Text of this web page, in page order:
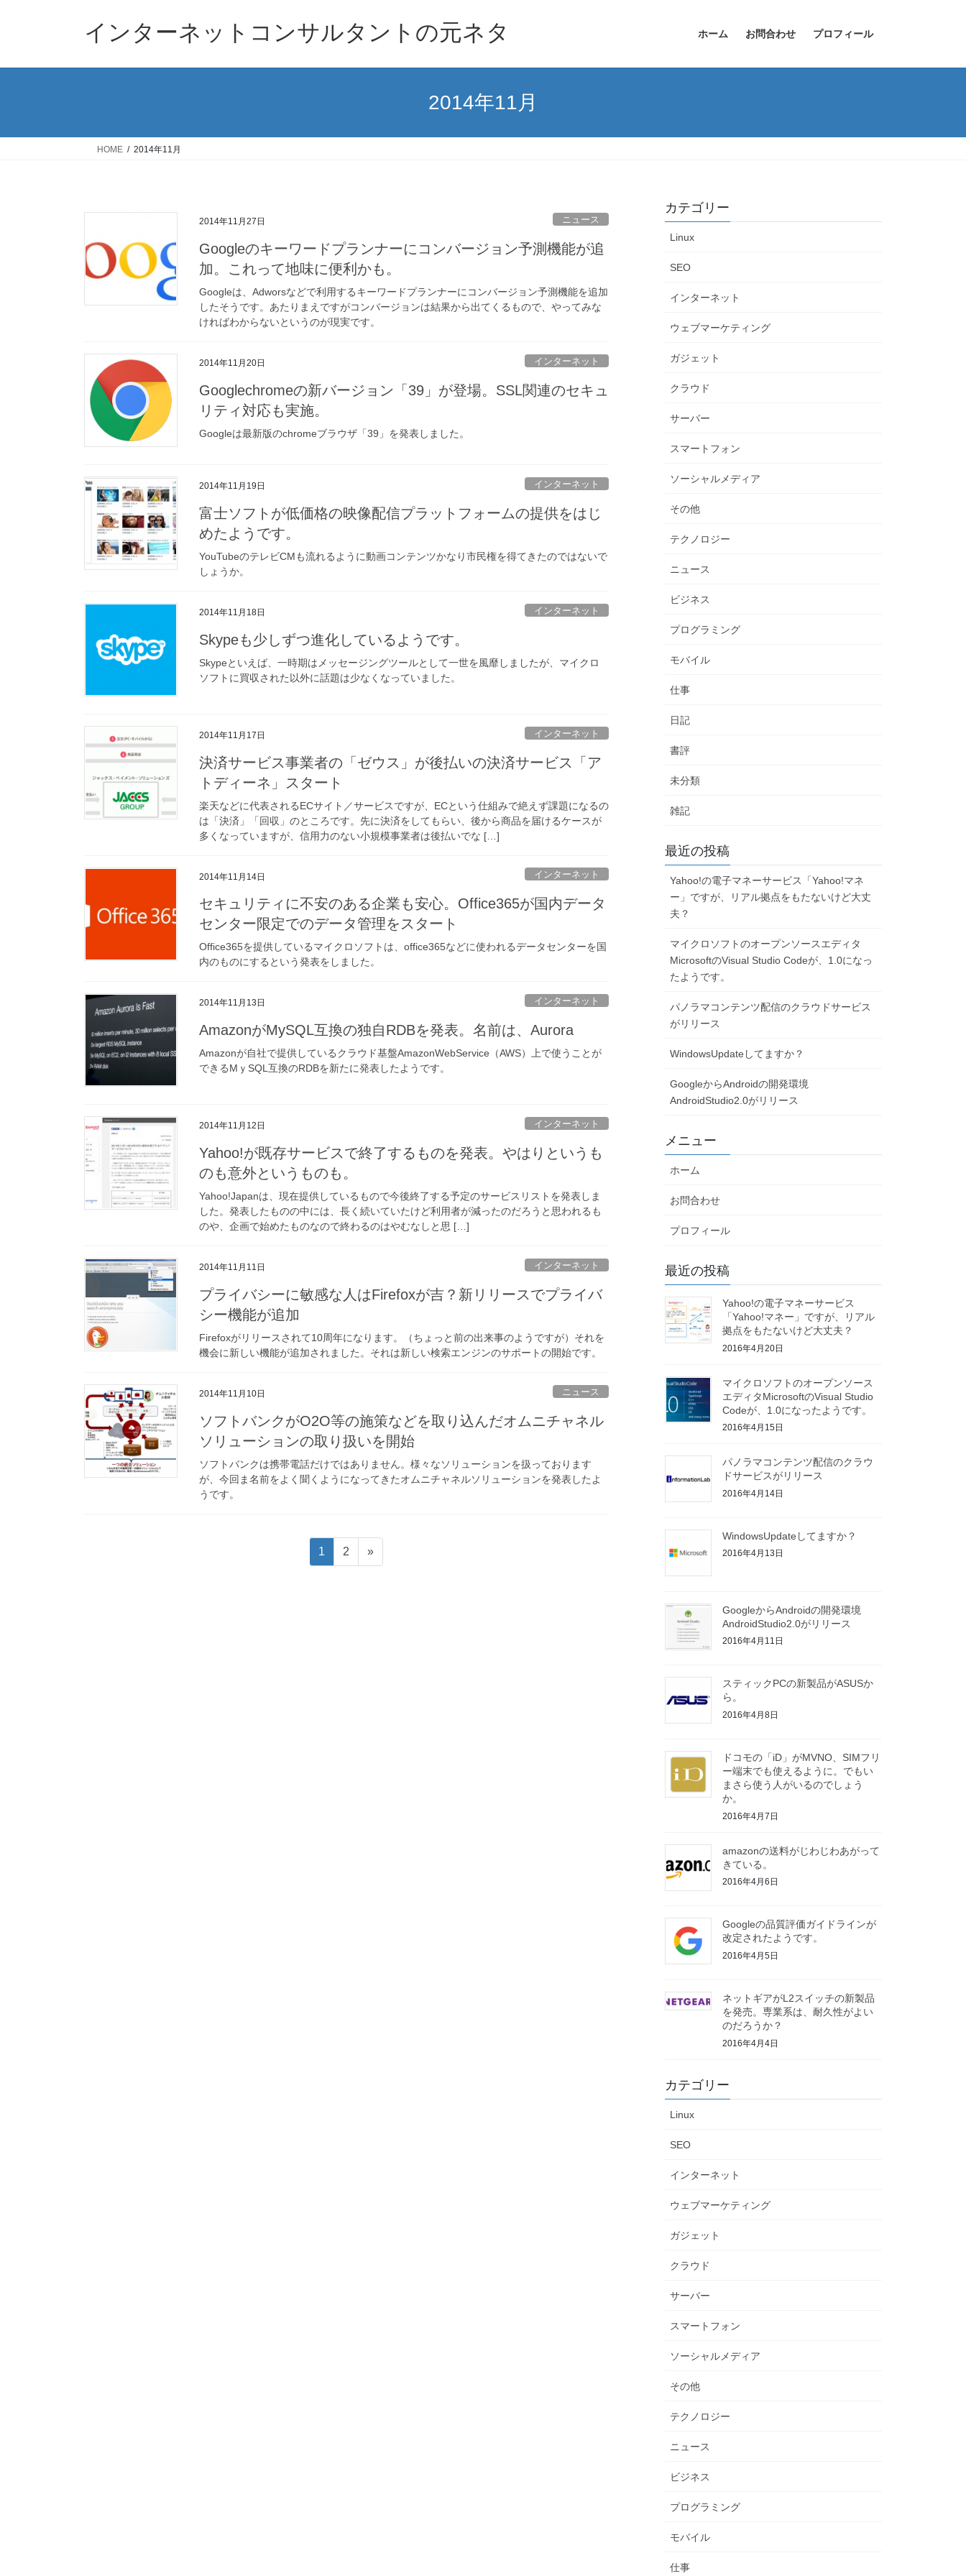
インターネットコンサルタントの元ネタ ホーム お問合わせ プロフィール
2014年11月
HOME 2014年11月
2014年11月27日 ニュース
Googleのキーワードプランナーにコンバージョン予測機能が追
加。これって地味に便利かも。
Googleは、Adworsなどで利用するキーワードプランナーにコンバージョン予測機能を追加
したそうです。あたりまえですがコンバージョンは結果から出てくるもので、やってみな
ければわからないというのが現実です。
2014年11月20日 インターネット
Googlechromeの新バージョン「39」が登場。SSL関連のセキュ
リティ対応も実施。
Googleは最新版のchromeブラウザ「39」を発表しました。
2014年11月19日 インターネット
富士ソフトが低価格の映像配信プラットフォームの提供をはじ
めたようです。
YouTubeのテレビCMも流れるように動画コンテンツかなり市民権を得てきたのではないで
しょうか。
2014年11月18日 インターネット
Skypeも少しずつ進化しているようです。
Skypeといえば、一時期はメッセージングツールとして一世を風靡しましたが、マイクロ
ソフトに買収された以外に話題は少なくなっていました。
2014年11月17日 インターネット
決済サービス事業者の「ゼウス」が後払いの決済サービス「ア
トディーネ」スタート
楽天などに代表されるECサイト／サービスですが、ECという仕組みで絶えず課題になるの
は「決済」「回収」のところです。先に決済をしてもらい、後から商品を届けるケースが
多くなっていますが、信用力のない小規模事業者は後払いでな […]
2014年11月14日 インターネット
セキュリティに不安のある企業も安心。Office365が国内データ
センター限定でのデータ管理をスタート
Office365を提供しているマイクロソフトは、office365などに使われるデータセンターを国
内のものにするという発表をしました。
2014年11月13日 インターネット
AmazonがMySQL互換の独自RDBを発表。名前は、Aurora
Amazonが自社で提供しているクラウド基盤AmazonWebService（AWS）上で使うことが
できるMｙSQL互換のRDBを新たに発表したようです。
2014年11月12日 インターネット
Yahoo!が既存サービスで終了するものを発表。やはりというも
のも意外というものも。
Yahoo!Japanは、現在提供しているもので今後終了する予定のサービスリストを発表しま
した。発表したものの中には、長く続いていたけど利用者が減ったのだろうと思われるも
のや、企画で始めたものなので終わるのはやむなしと思 […]
2014年11月11日 インターネット
プライバシーに敏感な人はFirefoxが吉？新リリースでプライバ
シー機能が追加
Firefoxがリリースされて10周年になります。（ちょっと前の出来事のようですが）それを
機会に新しい機能が追加されました。それは新しい検索エンジンのサポートの開始です。
2014年11月10日 ニュース
ソフトバンクがO2O等の施策などを取り込んだオムニチャネル
ソリューションの取り扱いを開始
ソフトバンクは携帯電話だけではありません。様々なソリューションを扱っております
が、今回ま名前をよく聞くようになってきたオムニチャネルソリューションを発表したよ
うです。
固
定
1
固
定
2 »
カテゴリー
Linux
SEO
インターネット
ウェブマーケティング
ガジェット
クラウド
サーバー
スマートフォン
ソーシャルメディア
その他
テクノロジー
ニュース
ビジネス
プログラミング
モバイル
仕事
日記
書評
未分類
雑記
最近の投稿
Yahoo!の電子マネーサービス「Yahoo!マネ
ー」ですが、リアル拠点をもたないけど大丈
夫？
マイクロソフトのオープンソースエディタ
MicrosoftのVisual Studio Codeが、1.0になっ
たようです。
パノラマコンテンツ配信のクラウドサービス
がリリース
WindowsUpdateしてますか？
GoogleからAndroidの開発環境
AndroidStudio2.0がリリース
メニュー
ホーム
お問合わせ
プロフィール
最近の投稿
Yahoo!の電子マネーサービス
「Yahoo!マネー」ですが、リアル
拠点をもたないけど大丈夫？
2016年4月20日
マイクロソフトのオープンソース
エディタMicrosoftのVisual Studio
Codeが、1.0になったようです。
2016年4月15日
パノラマコンテンツ配信のクラウ
ドサービスがリリース
2016年4月14日
WindowsUpdateしてますか？
2016年4月13日
GoogleからAndroidの開発環境
AndroidStudio2.0がリリース
2016年4月11日
スティックPCの新製品がASUSか
ら。
2016年4月8日
ドコモの「iD」がMVNO、SIMフリ
ー端末でも使えるように。でもい
まさら使う人がいるのでしょう
か。
2016年4月7日
amazonの送料がじわじわあがって
きている。
2016年4月6日
Googleの品質評価ガイドラインが
改定されたようです。
2016年4月5日
ネットギアがL2スイッチの新製品
を発売。専業系は、耐久性がよい
のだろうか？
2016年4月4日
カテゴリー
Linux
SEO
インターネット
ウェブマーケティング
ガジェット
クラウド
サーバー
スマートフォン
ソーシャルメディア
その他
テクノロジー
ニュース
ビジネス
プログラミング
モバイル
仕事